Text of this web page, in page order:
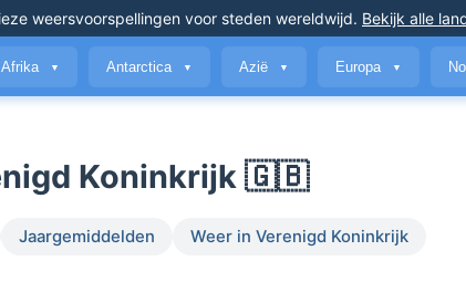
weersvoorspellingen voor steden wereldwijd. Bekijk alle
Afrika ▼ Antarctica ▼ Azië ▼ Europa ▼
Koninkrijk 🇬🇧
Jaargemiddelden Weer in Verenigd Koninkrijk